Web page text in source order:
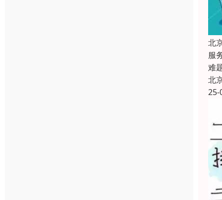
北
服
难
北
25-